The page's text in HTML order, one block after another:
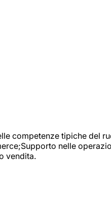
competenze tipiche del
nelle
vendita.